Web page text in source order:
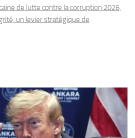
de lutte contre la corruption 2026,
un levier stratégique de